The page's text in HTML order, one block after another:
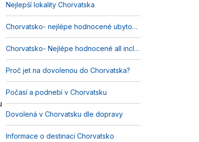
Nejlepší lokality Chorvatska
Chorvatsko- nejlépe hodnocené ubytování s polopenzí
Chorvatsko- Nejlépe hodnocené all inclusive
Proč jet na dovolenou do Chorvatska?
Počasí a podnebí v Chorvatsku
Dovolená v Chorvatsku dle dopravy
Informace o destinaci Chorvatsko